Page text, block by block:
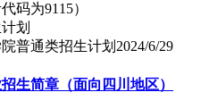
码为9115）
普通类招生计划 2024/6/29
生简章（面向四川地区）